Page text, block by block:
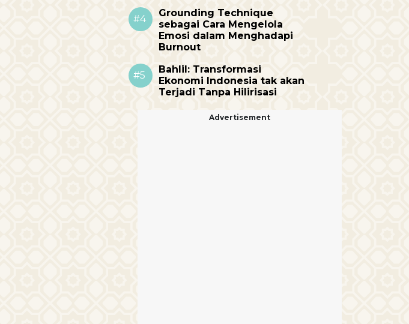
#4
Grounding Technique
sebagai Cara Mengelola
Emosi dalam Menghadapi
Burnout
#5
Bahlil: Transformasi
Ekonomi Indonesia tak akan
Terjadi Tanpa Hilirisasi
Advertisement